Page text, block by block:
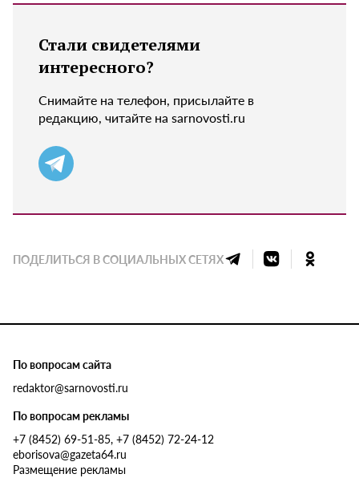
Стали свидетелями
интересного?
Снимайте на телефон, присылайте в
редакцию, читайте на sarnovosti.ru
ПОДЕЛИТЬСЯ В СОЦИАЛЬНЫХ СЕТЯХ
По вопросам сайта
redaktor@sarnovosti.ru
По вопросам рекламы
+7 (8452) 69-51-85, +7 (8452) 72-24-12
eborisova@gazeta64.ru
Размещение рекламы